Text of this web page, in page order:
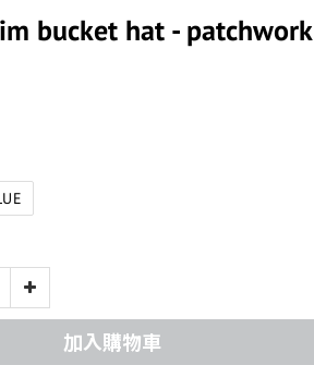
bucket hat - patchwork
加入購物車